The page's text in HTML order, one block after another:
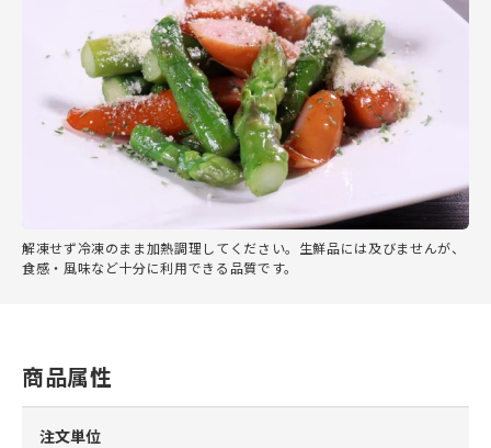
解凍せず冷凍のまま加熱調理してください。生鮮品には及びませんが、
食感・風味など十分に利用できる品質です。
商品属性
注文単位